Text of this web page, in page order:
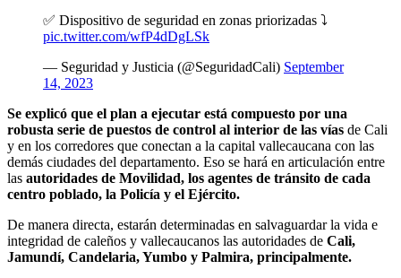
✅ Dispositivo de seguridad en zonas priorizadas ⤵️
pic.twitter.com/wfP4dDgLSk
— Seguridad y Justicia (@SeguridadCali) September
14, 2023
Se explicó que el plan a ejecutar está compuesto por una
robusta serie de puestos de control al interior de las vías de Cali
y en los corredores que conectan a la capital vallecaucana con las
demás ciudades del departamento. Eso se hará en articulación entre
las autoridades de Movilidad, los agentes de tránsito de cada
centro poblado, la Policía y el Ejército.
De manera directa, estarán determinadas en salvaguardar la vida e
integridad de caleños y vallecaucanos las autoridades de Cali,
Jamundí, Candelaria, Yumbo y Palmira, principalmente.